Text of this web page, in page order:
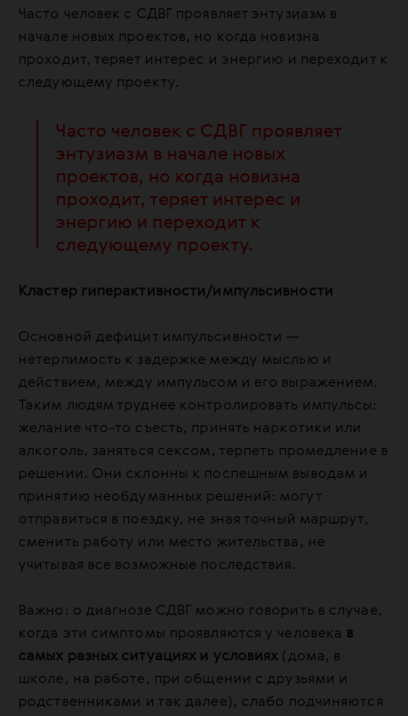
Часто человек с СДВГ проявляет энтузиазм в
начале новых проектов, но когда новизна
проходит, теряет интерес и энергию и переходит к
следующему проекту.
Часто человек с СДВГ проявляет
энтузиазм в начале новых
проектов, но когда новизна
проходит, теряет интерес и
энергию и переходит к
следующему проекту.
Кластер гиперактивности/импульсивности
Основной дефицит импульсивности —
нетерпимость к задержке между мыслью и
действием, между импульсом и его выражением.
Таким людям труднее контролировать импульсы:
желание что-то съесть, принять наркотики или
алкоголь, заняться сексом, терпеть промедление в
решении. Они склонны к поспешным выводам и
принятию необдуманных решений: могут
отправиться в поездку, не зная точный маршрут,
сменить работу или место жительства, не
учитывая все возможные последствия.
Важно: о диагнозе СДВГ можно говорить в случае,
когда эти симптомы проявляются у человека в
самых разных ситуациях и условиях (дома, в
школе, на работе, при общении с друзьями и
родственниками и так далее), слабо подчиняются